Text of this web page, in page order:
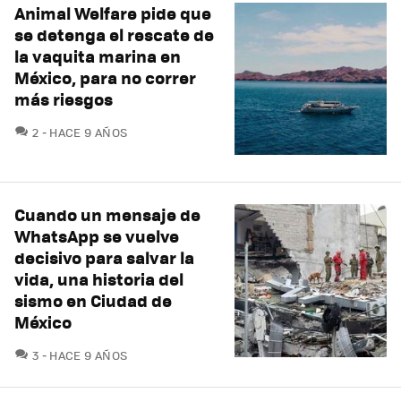
Animal Welfare pide que
se detenga el rescate de
la vaquita marina en
México, para no correr
más riesgos
2 COMENTARIOS
HACE 9 AÑOS
Cuando un mensaje de
WhatsApp se vuelve
decisivo para salvar la
vida, una historia del
sismo en Ciudad de
México
3 COMENTARIOS
HACE 9 AÑOS